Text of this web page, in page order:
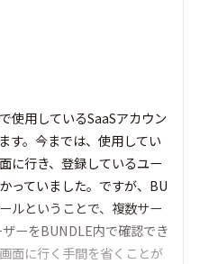
使用しているSaaSアカウン
す。今までは、使用してい
に行き、登録しているユー
っていました。ですが、BU
ルということで、複数サー
ーをBUNDLE内で確認でき
面に行く手間を省くことが